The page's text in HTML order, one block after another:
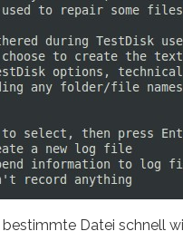
Datei schnell